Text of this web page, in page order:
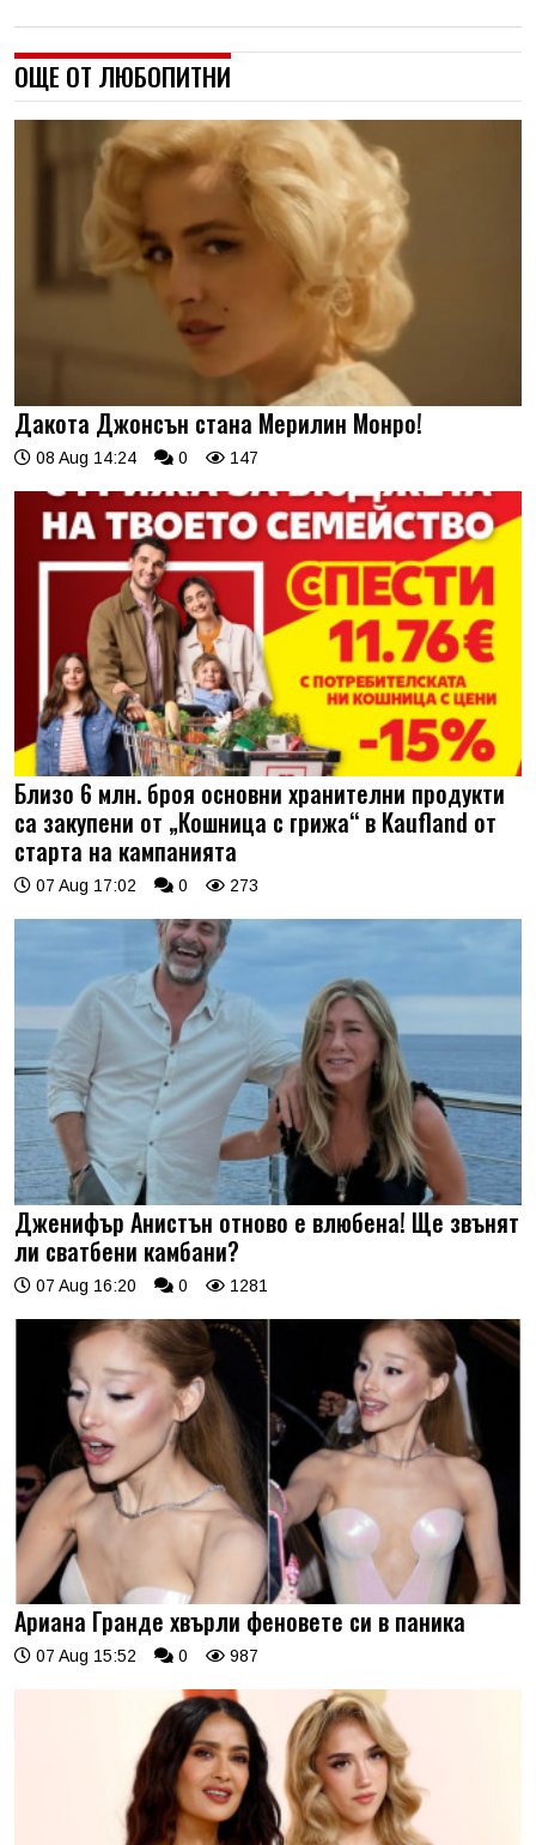
ОЩЕ ОТ ЛЮБОПИТНИ
Дакота Джонсън стана Мерилин Монро!
08 Aug 14:24 0 147
Близо 6 млн. броя основни хранителни продукти
са закупени от „Кошница с грижа“ в Kaufland от
старта на кампанията
07 Aug 17:02 0 273
Дженифър Анистън отново е влюбена! Ще звънят
ли сватбени камбани?
07 Aug 16:20 0 1281
Ариана Гранде хвърли феновете си в паника
07 Aug 15:52 0 987